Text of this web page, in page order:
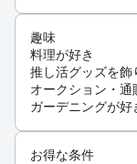
趣味
料理が好き
推し活グッズを飾
オークション・通
ガーデニングが好
お得な条件